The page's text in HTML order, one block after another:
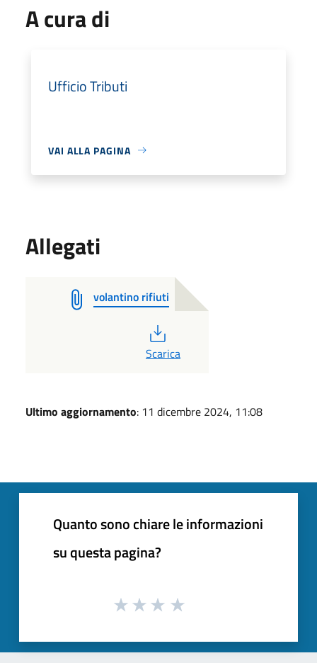
A cura di
Ufficio Tributi
VAI ALLA PAGINA
Allegati
volantino rifiuti
PDF
Scarica
Ultimo aggiornamento: 11 dicembre 2024, 11:08
Quanto sono chiare le informazioni
su questa pagina?